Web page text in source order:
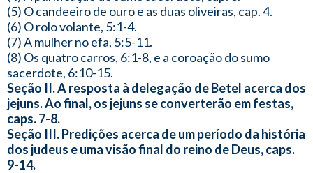
(5) O candeeiro de ouro e as duas oliveiras, cap. 4.
(6) O rolo volante, 5:1-4.
(7) A mulher no efa, 5:5-11.
(8) Os quatro carros, 6:1-8, e a coroação do sumo
sacerdote, 6:10-15.
Seção II. A resposta à delegação de Betel acerca dos
jejuns. Ao final, os jejuns se converterão em festas,
caps. 7-8.
Seção III. Predições acerca de um período da história
dos judeus e uma visão final do reino de Deus, caps.
9-14.